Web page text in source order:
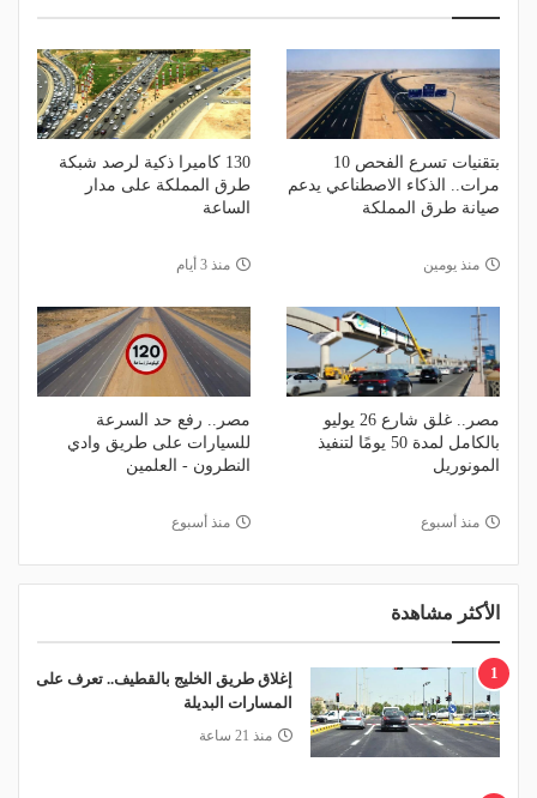
بتقنيات تسرع الفحص 10
مرات.. الذكاء الاصطناعي يدعم
صيانة طرق المملكة
منذ يومين
130 كاميرا ذكية لرصد شبكة
طرق المملكة على مدار
الساعة
منذ 3 أيام
مصر.. غلق شارع 26 يوليو
بالكامل لمدة 50 يومًا لتنفيذ
المونوريل
منذ أسبوع
مصر.. رفع حد السرعة
للسيارات على طريق وادي
النطرون - العلمين
منذ أسبوع
الأكثر مشاهدة
1
إغلاق طريق الخليج بالقطيف.. تعرف على
المسارات البديلة
منذ 21 ساعة